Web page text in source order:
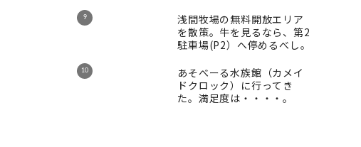
浅間牧場の無料開放エリア
を散策。牛を見るなら、第2
駐車場(P2）へ停めるべし。
あそべーる水族館（カメイ
ドクロック）に行ってき
た。満足度は・・・・。